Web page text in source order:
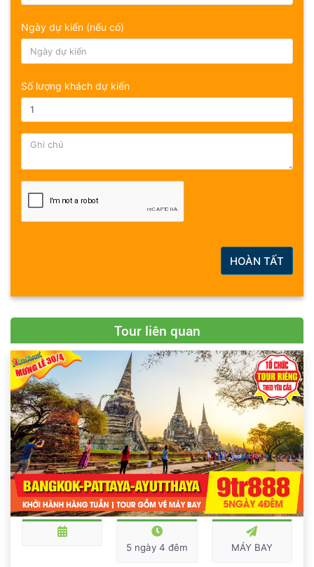
Ngày dự kiến (nếu có)
Số lượng khách dự kiến
HOÀN TẤT
Tour liên quan
5 ngày 4 đêm MÁY BAY